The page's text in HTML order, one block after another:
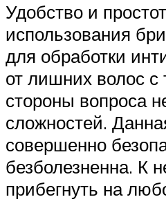
Удобство и
использования
для обработки
от лишних волос с
стороны вопроса
сложностей.
совершенно
безболезненна. К
прибегнуть на